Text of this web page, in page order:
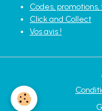
Codes,
Click and Collect
Vos avis !